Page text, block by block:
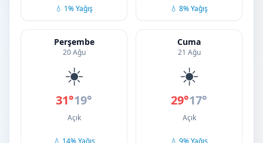
💧 1% Yağış 💧 8% Yağış
Perşembe
20 Ağu
☀️
31°19°
Açık
💧 14% Yağış
Cuma
21 Ağu
☀️
29°17°
Açık
💧 9% Yağış